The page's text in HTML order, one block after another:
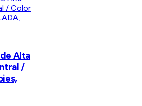
Alta
/